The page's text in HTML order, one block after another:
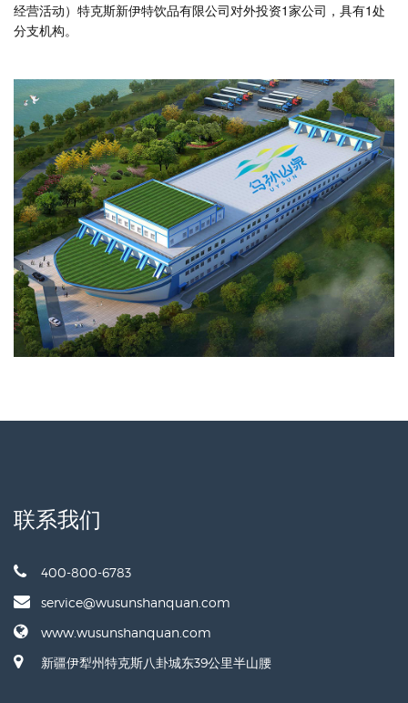
经营活动）特克斯新伊特饮品有限公司对外投资1家公司，具有1处
分支机构。
联系我们
400-800-6783
service@wusunshanquan.com
www.wusunshanquan.com
新疆伊犁州特克斯八卦城东39公里半山腰